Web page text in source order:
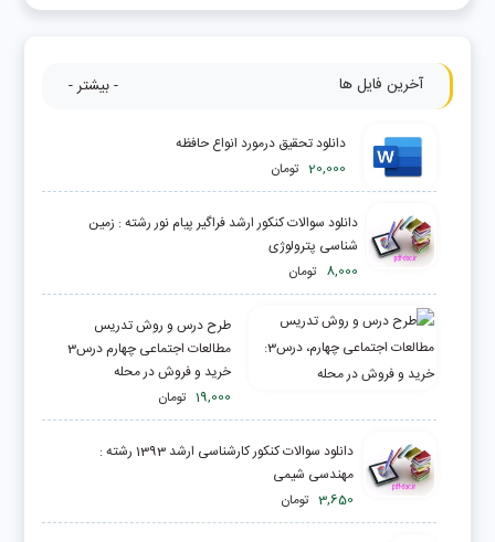
آخرین فایل ها - بیشتر -
دانلود تحقیق درمورد انواع حافظه
20,000 تومان
دانلود سوالات کنکور ارشد فراگیر پیام نور رشته : زمین
شناسی پترولوژی
8,000 تومان
طرح درس و روش تدریس
مطالعات اجتماعی چهارم درس3
خرید و فروش در محله
19,000 تومان
دانلود سوالات کنکور کارشناسی ارشد 1393 رشته :
مهندسی شیمی
3,650 تومان